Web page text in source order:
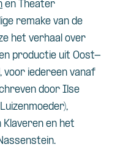
en Theater
remake van de
het verhaal over
productie uit Oost-
voor iedereen vanaf
door Ilse
Klaveren en het